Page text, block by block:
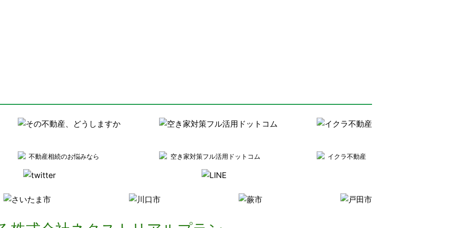
不動産相続のお悩みなら 空き家対策フル活用ドットコム イクラ不動産